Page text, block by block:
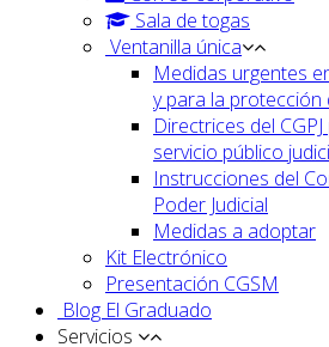
Sala de togas
Ventanilla única
Medidas urgentes
y para la protección
Directrices del
servicio público
Instrucciones del
Poder Judicial
Medidas a adoptar
Kit Electrónico
Presentación CGSM
Blog El Graduado
Servicios